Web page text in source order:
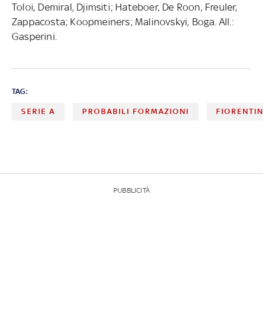
Toloi, Demiral, Djimsiti; Hateboer, De Roon, Freuler,
Zappacosta; Koopmeiners; Malinovskyi, Boga. All.:
Gasperini.
TAG:
SERIE A PROBABILI FORMAZIONI
PUBBLICITÀ